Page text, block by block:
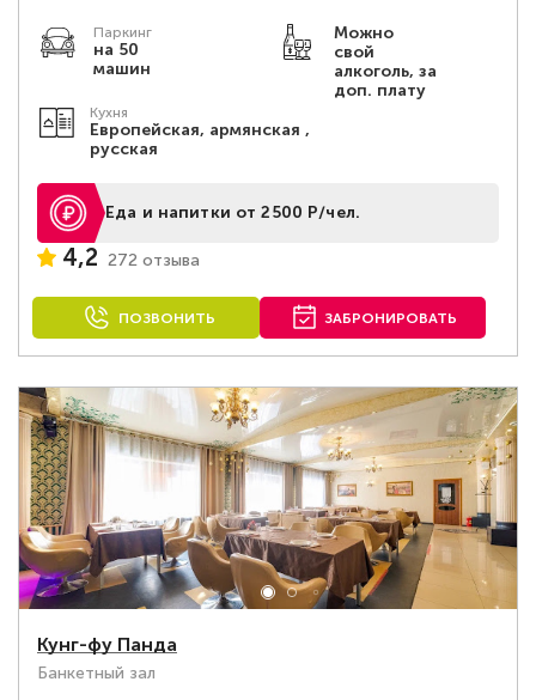
Паркинг
на 50
машин
Можно
свой
алкоголь, за
доп. плату
Кухня
Европейская, армянская ,
русская
Еда и напитки от 2500 Р/чел.
4,2 272 отзыва
ПОЗВОНИТЬ ЗАБРОНИРОВАТЬ
Кунг-фу Панда
Банкетный зал